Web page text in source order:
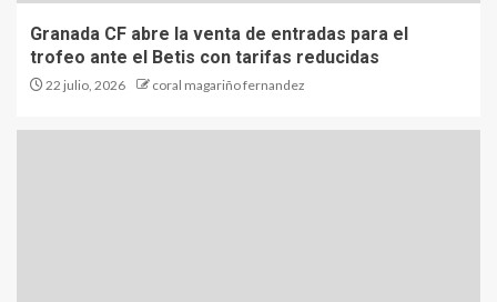
Granada CF abre la venta de entradas para el
trofeo ante el Betis con tarifas reducidas
22 julio, 2026 coral magariño fernandez